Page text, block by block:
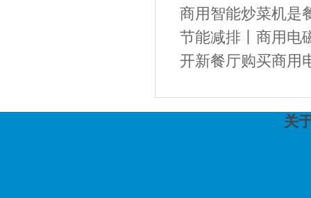
商用智能炒菜机是
节能减排丨商用电
开新餐厅购买商用
关